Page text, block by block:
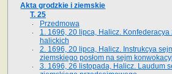
Akta grodzkie i ziemskie
T. 25
Przedmowa
1. 1696, 20 lipca, Halicz. Konfederacya
halickich
2. 1696, 20 lipca, Halicz. Instrukcya
ziemskiego posłom na sejm
3. 1696, 26 listopada, Halicz. Laudum